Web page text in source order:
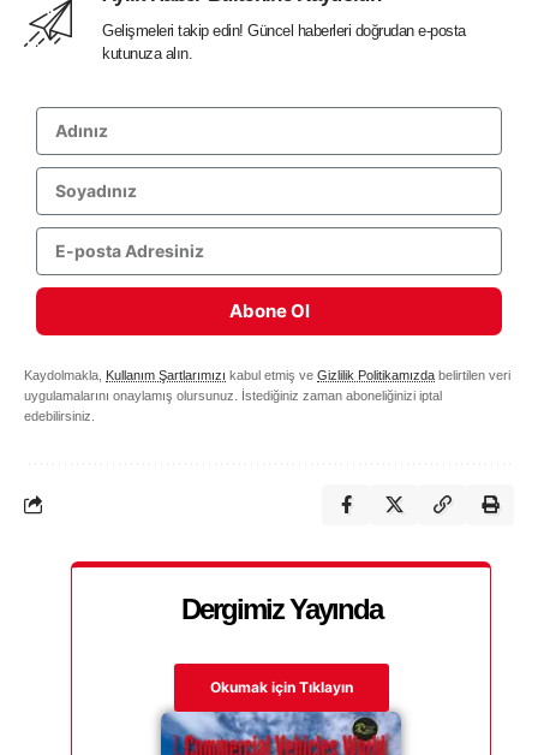
Gelişmeleri takip edin! Güncel haberleri doğrudan e-posta
kutunuza alın.
Abone Ol
Kaydolmakla, Kullanım Şartlarımızı kabul etmiş ve Gizlilik Politikamızda belirtilen veri
uygulamalarını onaylamış olursunuz. İstediğiniz zaman aboneliğinizi iptal
edebilirsiniz.
Dergimiz Yayında
Okumak için Tıklayın